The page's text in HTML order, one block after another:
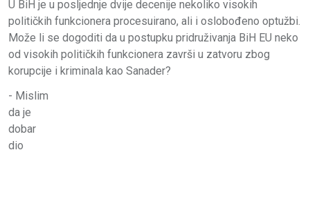
U BiH je u posljednje dvije decenije nekoliko visokih
političkih funkcionera procesuirano, ali i oslobođeno optužbi.
Može li se dogoditi da u postupku pridruživanja BiH EU neko
od visokih političkih funkcionera završi u zatvoru zbog
korupcije i kriminala kao Sanader?
- Mislim
da je
dobar
dio